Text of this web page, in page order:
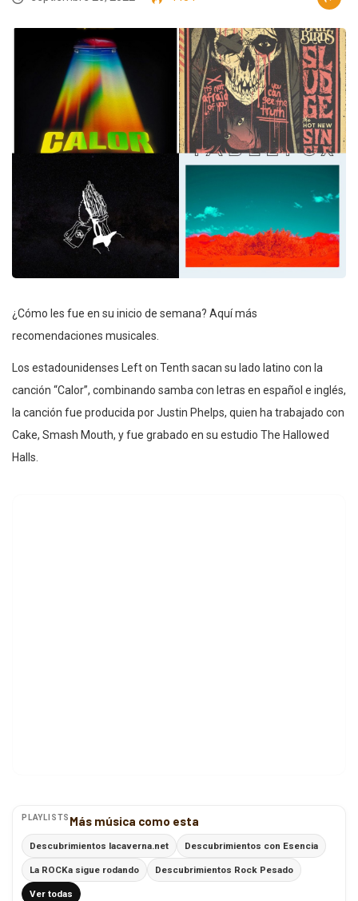
¿Cómo les fue en su inicio de semana? Aquí más
recomendaciones musicales.
Los estadounidenses Left on Tenth sacan su lado latino con la
canción “Calor”, combinando samba con letras en español e inglés,
la canción fue producida por Justin Phelps, quien ha trabajado con
Cake, Smash Mouth, y fue grabado en su estudio The Hallowed
Halls.
PLAYLISTS Más música como esta
Descubrimientos lacaverna.net Descubrimientos con Esencia
La ROCKa sigue rodando Descubrimientos Rock Pesado
Ver todas